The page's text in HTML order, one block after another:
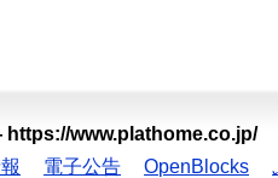
https://www.plathome.co.jp/
電子公告 OpenBlocks